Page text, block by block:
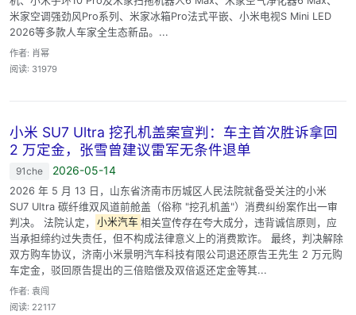
米家空调强劲风Pro系列、米家冰箱Pro法式平嵌、小米电视S Mini LED
2026等多款人车家全生态新品。...
作者: 肖幂
阅读: 31979
小米 SU7 Ultra 挖孔机盖案宣判：车主首次胜诉拿回
2 万定金，张雪曾建议雷军无条件退单
91che 2026-05-14
2026 年 5 月 13 日，山东省济南市历城区人民法院就备受关注的小米
SU7 Ultra 碳纤维双风道前舱盖（俗称 "挖孔机盖"）消费纠纷案作出一审
判决。 法院认定，
小米汽车 相关宣传存在夸大成分，违背诚信原则，应
当承担缔约过失责任，但不构成法律意义上的消费欺诈。 最终，判决解除
双方购车协议，济南小米景明汽车科技有限公司退还原告王先生 2 万元购
车定金，驳回原告提出的三倍赔偿及双倍返还定金等其...
作者: 袁闯
阅读: 22117